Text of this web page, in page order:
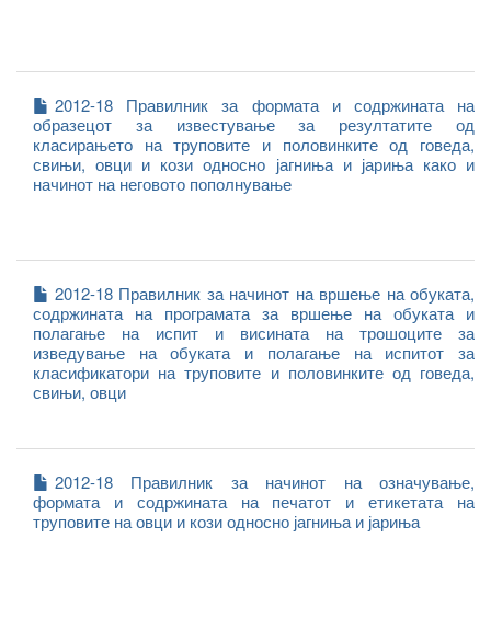
2012-18 Правилник за формата и содржината на
образецот за известување за резултатите од
класирањето на труповите и половинките од говеда,
свињи, овци и кози односно јагниња и јариња како и
начинот на неговото пополнување
2012-18 Правилник за начинот на вршење на обуката,
содржината на програмата за вршење на обуката и
полагање на испит и висината на трошоците за
изведување на обуката и полагање на испитот за
класификатори на труповите и половинките од говеда,
свињи, овци
2012-18 Правилник за начинот на означување,
формата и содржината на печатот и етикетата на
труповите на овци и кози односно јагниња и јариња